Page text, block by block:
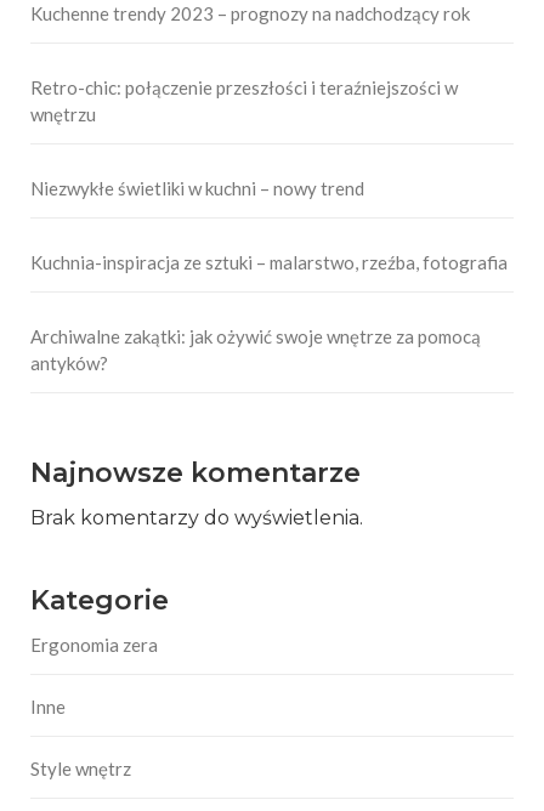
Kuchenne trendy 2023 – prognozy na nadchodzący rok
Retro-chic: połączenie przeszłości i teraźniejszości w
wnętrzu
Niezwykłe świetliki w kuchni – nowy trend
Kuchnia-inspiracja ze sztuki – malarstwo, rzeźba, fotografia
Archiwalne zakątki: jak ożywić swoje wnętrze za pomocą
antyków?
Najnowsze komentarze
Brak komentarzy do wyświetlenia.
Kategorie
Ergonomia zera
Inne
Style wnętrz